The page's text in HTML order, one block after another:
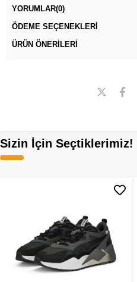
YORUMLAR(0)
ÖDEME SEÇENEKLERI
ÜRÜN ÖNERILERI
Sizin İçin Seçtiklerimiz!